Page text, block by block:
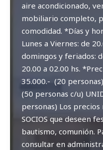
aire acondicionado,
mobiliario completo,
comodidad. *Días y
Lunes a Viernes: de
domingos y feriados:
20.00 a 02.00 hs.
35.000.- (20
(50 personas c/u)
personas) Los
SOCIOS que deseen
bautismo, comunión.
consultar en